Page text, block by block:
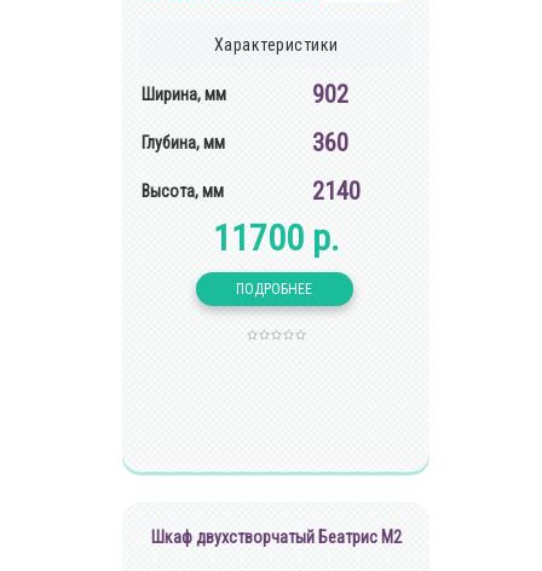
Характеристики
Ширина, мм 902
Глубина, мм 360
Высота, мм 2140
11700 р.
Шкаф двухстворчатый Беатрис М2